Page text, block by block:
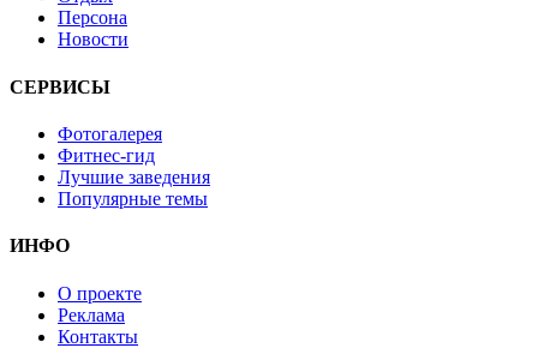
Персона
Новости
СЕРВИСЫ
Фотогалерея
Фитнес-гид
Лучшие заведения
Популярные темы
ИНФО
О проекте
Реклама
Контакты